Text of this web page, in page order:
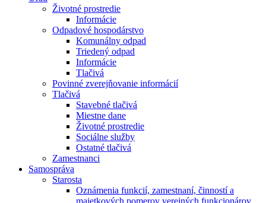
Životné prostredie
Informácie
Odpadové hospodárstvo
Komunálny odpad
Triedený odpad
Informácie
Tlačivá
Povinné zverejňovanie informácií
Tlačivá
Stavebné tlačivá
Miestne dane
Životné prostredie
Sociálne služby
Ostatné tlačivá
Zamestnanci
Samospráva
Starosta
Oznámenia funkcií, zamestnaní, činností a